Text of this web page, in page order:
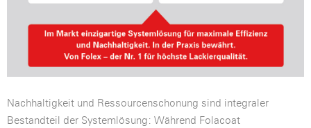
Nachhaltigkeit und Ressourcenschonung sind integraler
Bestandteil der Systemlösung: Während Folacoat